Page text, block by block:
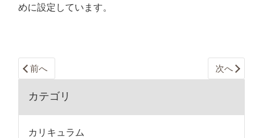
めに設定しています。
前へ 次へ
カテゴリ
カリキュラム